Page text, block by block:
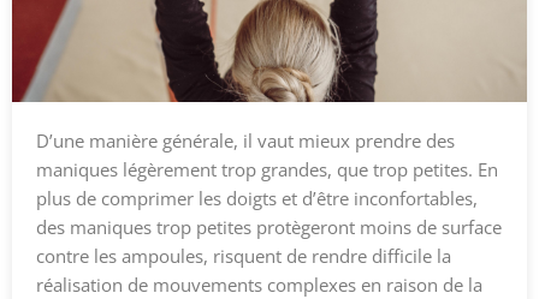
D’une manière générale, il vaut mieux prendre des
maniques légèrement trop grandes, que trop petites. En
plus de comprimer les doigts et d’être inconfortables,
des maniques trop petites protègeront moins de surface
contre les ampoules, risquent de rendre difficile la
réalisation de mouvements complexes en raison de la